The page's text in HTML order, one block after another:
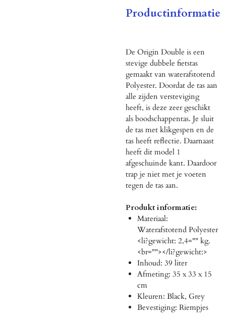
Productinformatie
De Origin Double is een
stevige dubbele fietstas
gemaakt van waterafstotend
Polyester. Doordat de tas aan
alle zijden versteviging
heeft, is deze zeer geschikt
als boodschappentas. Je sluit
de tas met klikgespen en de
tas heeft reflectie. Daarnaast
heeft dit model 1
afgeschuinde kant. Daardoor
trap je niet met je voeten
tegen de tas aan.
Produkt informatie:
Materiaal:
Waterafstotend Polyester
<li?gewicht: 2,4="" kg.
<br=""></li?gewicht:>
Inhoud: 39 liter
Afmeting: 35 x 33 x 15
cm
Kleuren: Black, Grey
Bevestiging: Riempjes